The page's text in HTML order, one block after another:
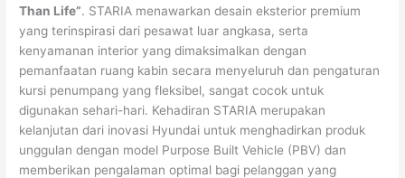
Than Life”. STARIA menawarkan desain eksterior premium
yang terinspirasi dari pesawat luar angkasa, serta
kenyamanan interior yang dimaksimalkan dengan
pemanfaatan ruang kabin secara menyeluruh dan pengaturan
kursi penumpang yang fleksibel, sangat cocok untuk
digunakan sehari-hari. Kehadiran STARIA merupakan
kelanjutan dari inovasi Hyundai untuk menghadirkan produk
unggulan dengan model Purpose Built Vehicle (PBV) dan
memberikan pengalaman optimal bagi pelanggan yang